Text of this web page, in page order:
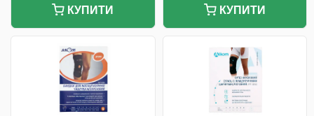
КУПИТИ КУПИТИ